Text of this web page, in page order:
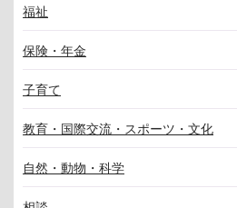
福祉
保険・年金
子育て
教育・国際交流・スポーツ・文化
自然・動物・科学